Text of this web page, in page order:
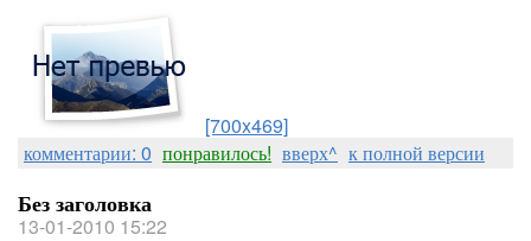
[700x469]
комментарии: 0 понравилось! вверх^ к полной версии
Без заголовка
13-01-2010 15:22